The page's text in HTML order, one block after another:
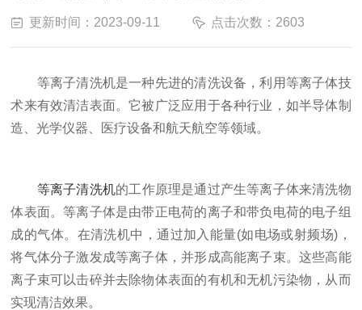
更新时间：2023-09-11 点击次数：2603
等离子清洗机是一种先进的清洗设备，利用等离子体技
术来有效清洁表面。它被广泛应用于各种行业，如半导体制
造、光学仪器、医疗设备和航天航空等领域。
等离子清洗机的工作原理是通过产生等离子体来清洗物
体表面。等离子体是由带正电荷的离子和带负电荷的电子组
成的气体。在清洗机中，通过加入能量(如电场或射频场)，
将气体分子激发成等离子体，并形成高能离子束。这些高能
离子束可以击碎并去除物体表面的有机和无机污染物，从而
实现清洁效果。